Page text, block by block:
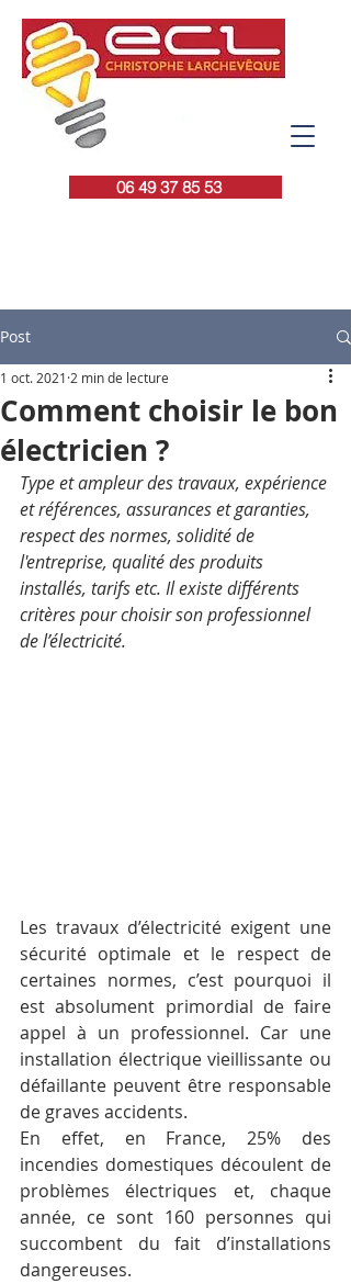
06 49 37 85 53
Post
Comment choisir le bon
électricien ?
1 oct. 2021 2 min de lecture
Type et ampleur des travaux, expérience
et références, assurances et garanties,
respect des normes, solidité de
l'entreprise, qualité des produits
installés, tarifs etc. Il existe différents
critères pour choisir son professionnel
de l’électricité.
Les travaux d’électricité exigent une
sécurité optimale et le respect de
certaines normes, c’est pourquoi il
est absolument primordial de faire
appel à un professionnel. Car une
installation électrique vieillissante ou
défaillante peuvent être responsable
de graves accidents.
En effet, en France, 25% des
incendies domestiques découlent de
problèmes électriques et, chaque
année, ce sont 160 personnes qui
succombent du fait d’installations
dangereuses.